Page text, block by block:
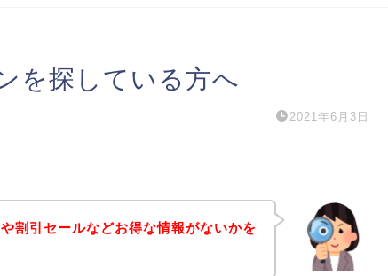
を探している方へ
2021年6月3日
割引セールなどお得な情報がないかを